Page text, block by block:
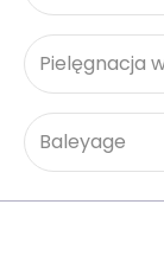
Pielęgnacja
Baleyage